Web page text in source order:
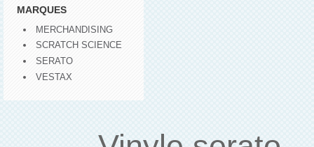
MARQUES
MERCHANDISING
SCRATCH SCIENCE
SERATO
VESTAX